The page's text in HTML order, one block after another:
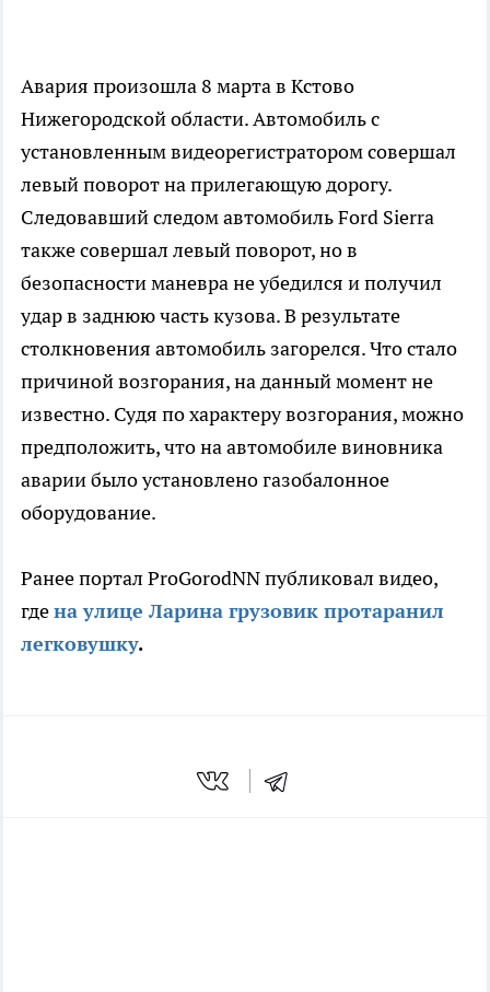
Авария произошла 8 марта в Кстово
Нижегородской области. Автомобиль с
установленным видеорегистратором совершал
левый поворот на прилегающую дорогу.
Следовавший следом автомобиль Ford Sierra
также совершал левый поворот, но в
безопасности маневра не убедился и получил
удар в заднюю часть кузова. В результате
столкновения автомобиль загорелся. Что стало
причиной возгорания, на данный момент не
известно. Судя по характеру возгорания, можно
предположить, что на автомобиле виновника
аварии было установлено газобалонное
оборудование.
Ранее портал ProGorodNN публиковал видео,
гдена улице Ларина грузовик протаранил
легковушку.